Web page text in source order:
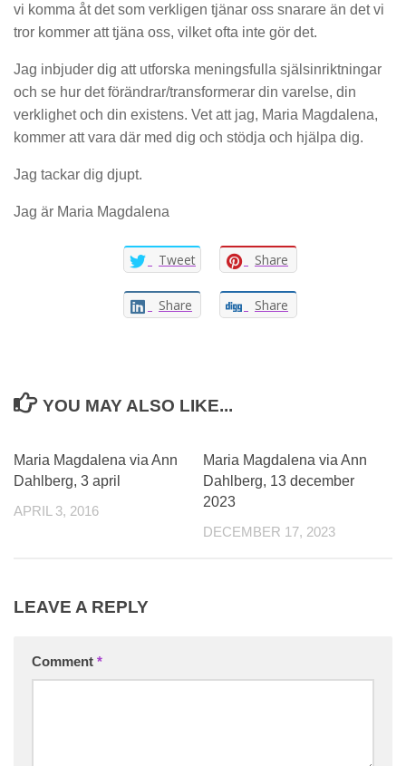
vi komma åt det som verkligen tjänar oss snarare än det vi
tror kommer att tjäna oss, vilket ofta inte gör det.
Jag inbjuder dig att utforska meningsfulla själsinriktningar
och se hur det förändrar/transformerar din varelse, din
verklighet och din existens. Vet att jag, Maria Magdalena,
kommer att vara där med dig och stödja och hjälpa dig.
Jag tackar dig djupt.
Jag är Maria Magdalena
Tweet Share
Share Share
YOU MAY ALSO LIKE...
Maria Magdalena via Ann
Dahlberg, 3 april
APRIL 3, 2016
Maria Magdalena via Ann
Dahlberg, 13 december
2023
DECEMBER 17, 2023
LEAVE A REPLY
Comment *